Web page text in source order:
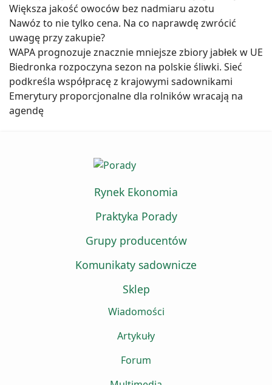
Większa jakość owoców bez nadmiaru azotu
Nawóz to nie tylko cena. Na co naprawdę zwrócić
uwagę przy zakupie?
WAPA prognozuje znacznie mniejsze zbiory jabłek w UE
Biedronka rozpoczyna sezon na polskie śliwki. Sieć
podkreśla współpracę z krajowymi sadownikami
Emerytury proporcjonalne dla rolników wracają na
agendę
Rynek Ekonomia
Praktyka Porady
Grupy producentów
Komunikaty sadownicze
Sklep
Wiadomości
Artykuły
Forum